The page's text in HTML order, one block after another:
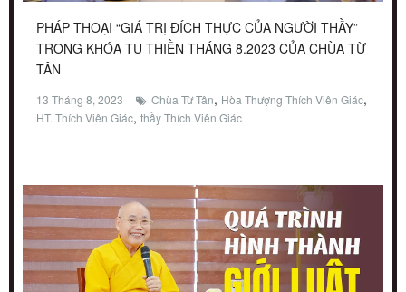
PHÁP THOẠI “GIÁ TRỊ ĐÍCH THỰC CỦA NGƯỜI THẦY”
TRONG KHÓA TU THIỀN THÁNG 8.2023 CỦA CHÙA TỪ
TÂN
13 Tháng 8, 2023 Chùa Từ Tân, Hòa Thượng Thích Viên Giác,
HT. Thích Viên Giác, thầy Thích Viên Giác